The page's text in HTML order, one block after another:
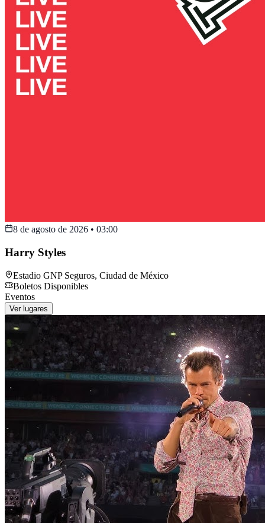
8 de agosto de 2026 • 03:00
Harry Styles
Estadio GNP Seguros, Ciudad de México
Boletos Disponibles
Eventos
Ver lugares